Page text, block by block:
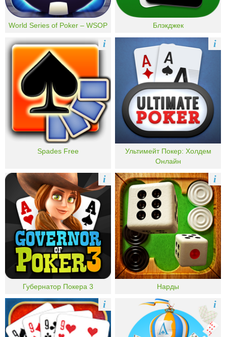
World Series of Poker – WSOP Блэкджек
Spades Free
i
Ультимейт Покер: Холдем
Онлайн
i
Губернатор Покера 3
i
Нарды
i
i i